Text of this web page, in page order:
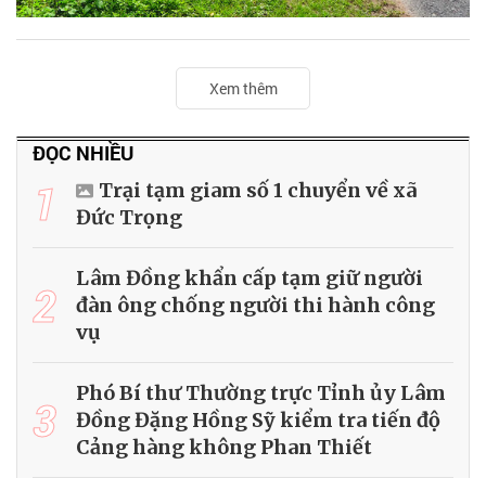
Xem thêm
ĐỌC NHIỀU
1
Trại tạm giam số 1 chuyển về xã
Đức Trọng
2
Lâm Đồng khẩn cấp tạm giữ người
đàn ông chống người thi hành công
vụ
3
Phó Bí thư Thường trực Tỉnh ủy Lâm
Đồng Đặng Hồng Sỹ kiểm tra tiến độ
Cảng hàng không Phan Thiết